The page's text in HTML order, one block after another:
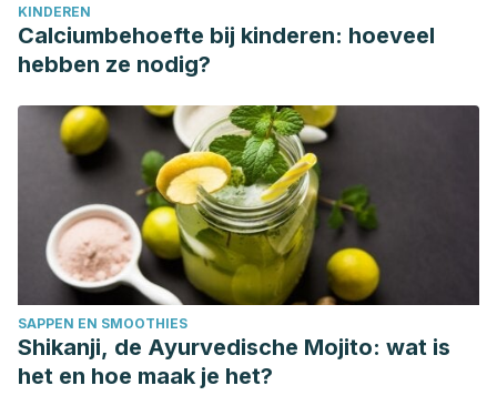
KINDEREN
Calciumbehoefte bij kinderen: hoeveel
hebben ze nodig?
SAPPEN EN SMOOTHIES
Shikanji, de Ayurvedische Mojito: wat is
het en hoe maak je het?